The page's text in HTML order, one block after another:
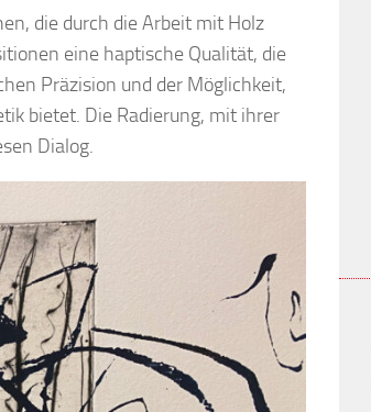
die durch die Arbeit mit Holz
eine haptische Qualität, die
Präzision und der Möglichkeit,
bietet. Die Radierung, mit ihrer
Dialog.